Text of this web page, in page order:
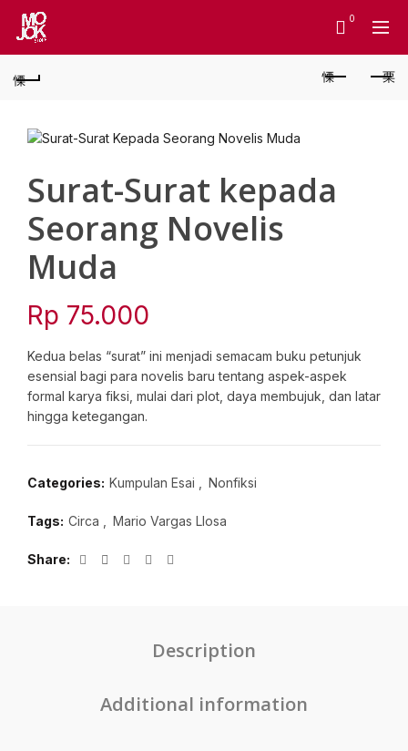
0
Surat-Surat kepada
Seorang Novelis
Muda
Rp 75.000
Kedua belas “surat” ini menjadi semacam buku petunjuk
esensial bagi para novelis baru tentang aspek-aspek
formal karya fiksi, mulai dari plot, daya membujuk, dan latar
hingga ketegangan.
Categories: Kumpulan Esai Nonfiksi
Tags: Circa Mario Vargas Llosa
Share
Description
Additional information